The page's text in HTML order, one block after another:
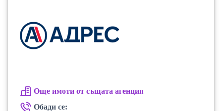
Още имоти от същата агенция
Обади се: